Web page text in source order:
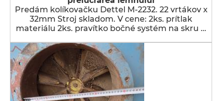
Predám kolíkovačku Dettel M-2232. 22 vrtákov x
32mm Stroj skladom. V cene: 2ks. prítlak
materiálu 2ks. pravítko bočné systém na skru …